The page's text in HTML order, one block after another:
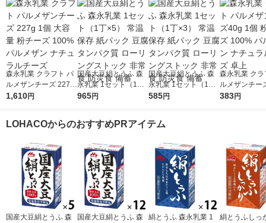
森永乳業 クラフト パ
ルメザンチーズ 227g
1個 大容量 粉チーズ 1
1,610円
国産大豆絹とうふ 森
永乳業 1セット（1丁×
5） 常温保存 紙パッ
常食 防災食 備蓄
965円
国産大豆絹とうふ 森
永乳業 1セット（1丁×
3） 常温保存 紙パッ
常食 防災食 備蓄
585円
森永乳業 クラ
ルメザンチー
個 粉チーズ
383円
LOHACOからのおすすめPRアイテム
国産大豆絹とうふ 森
国産大豆絹とうふ 森
絹とうふ 森永乳業 1
絹とうふしっ